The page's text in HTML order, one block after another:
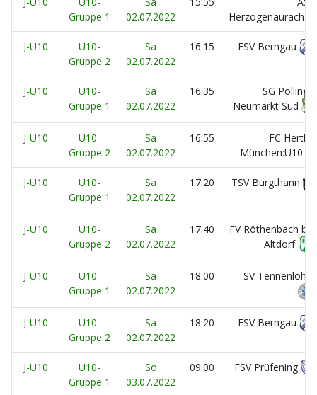
Gruppe 1
02.07.2022
Herzogenaurach:2
J-U10
U10-
Gruppe 2
Sa
02.07.2022
16:15 FSV Berngau
J-U10
U10-
Gruppe 1
Sa
02.07.2022
16:35
SG Pölling /
Neumarkt Süd
J-U10
U10-
Gruppe 2
Sa
02.07.2022
16:55
FC Hertha
München:U10-1
J-U10
U10-
Gruppe 1
Sa
02.07.2022
17:20 TSV Burgthann
J-U10
U10-
Gruppe 2
Sa
02.07.2022
17:40
FV Röthenbach bei
Altdorf
J-U10
U10-
Gruppe 1
Sa
02.07.2022
18:00 SV Tennenlohe
J-U10
U10-
Gruppe 2
Sa
02.07.2022
18:20 FSV Berngau
J-U10
U10-
Gruppe 1
So
03.07.2022
09:00 FSV Prüfening